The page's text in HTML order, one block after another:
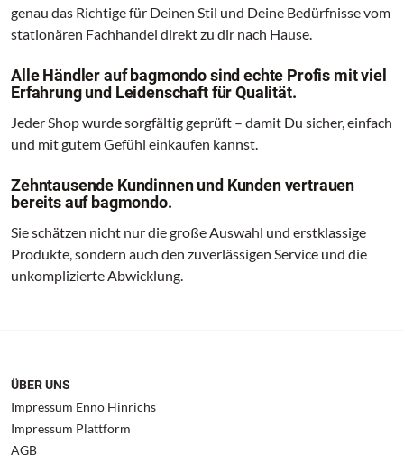
genau das Richtige für Deinen Stil und Deine Bedürfnisse vom
stationären Fachhandel direkt zu dir nach Hause.
Alle Händler auf bagmondo sind echte Profis mit viel
Erfahrung und Leidenschaft für Qualität.
Jeder Shop wurde sorgfältig geprüft – damit Du sicher, einfach
und mit gutem Gefühl einkaufen kannst.
Zehntausende Kundinnen und Kunden vertrauen
bereits auf bagmondo.
Sie schätzen nicht nur die große Auswahl und erstklassige
Produkte, sondern auch den zuverlässigen Service und die
unkomplizierte Abwicklung.
ÜBER UNS
Impressum Enno Hinrichs
Impressum Plattform
AGB